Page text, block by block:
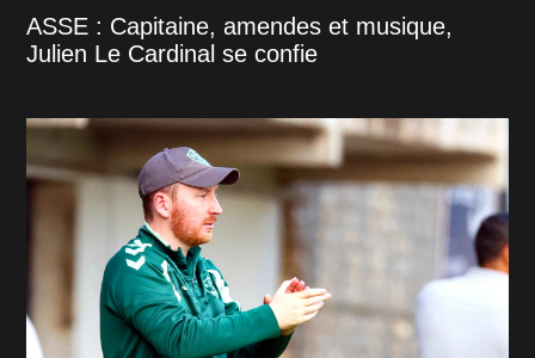
ASSE : Capitaine, amendes et musique,
Julien Le Cardinal se confie